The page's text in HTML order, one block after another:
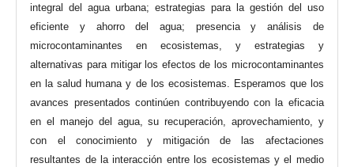
integral del agua urbana; estrategias para la gestión del uso
eficiente y ahorro del agua; presencia y análisis de
microcontaminantes en ecosistemas, y estrategias y
alternativas para mitigar los efectos de los microcontaminantes
en la salud humana y de los ecosistemas. Esperamos que los
avances presentados continúen contribuyendo con la eficacia
en el manejo del agua, su recuperación, aprovechamiento, y
con el conocimiento y mitigación de las afectaciones
resultantes de la interacción entre los ecosistemas y el medio